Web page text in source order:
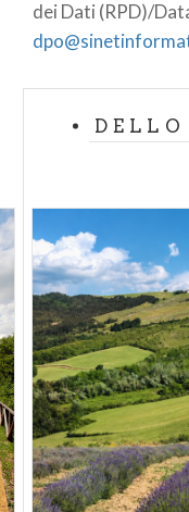
dei Dati (RPD)/